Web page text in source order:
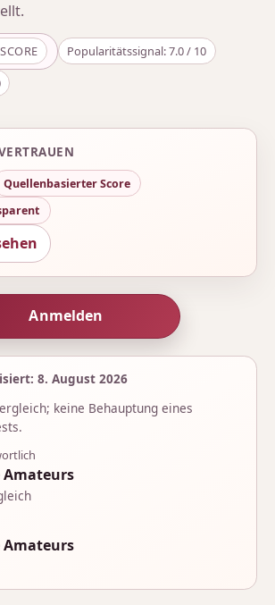
Popularitätssignal: 7.0 / 10
Quellenbasierter Score
Anmelden
8. August 2026
keine Behauptung eines
Amateurs
Amateurs